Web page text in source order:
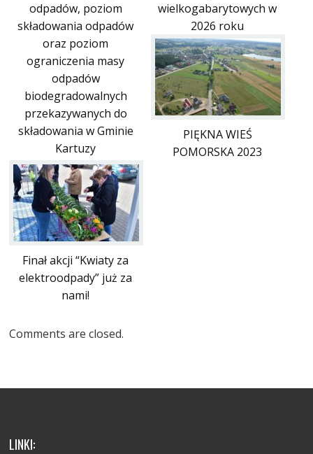
odpadów, poziom
składowania odpadów
oraz poziom
ograniczenia masy
odpadów
biodegradowalnych
przekazywanych do
składowania w Gminie
Kartuzy
wielkogabarytowych w
2026 roku
PIĘKNA WIEŚ
POMORSKA 2023
Finał akcji “Kwiaty za
elektroodpady” już za
nami!
Comments are closed.
LINKI: